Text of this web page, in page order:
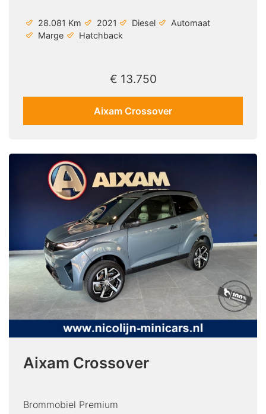
28.081 Km 2021 Diesel
Automaat
Marge
Hatchback
€ 13.750
Aixam Crossover
Aixam Crossover
Brommobiel Premium